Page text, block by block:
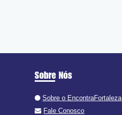
Sobre Nós
Sobre o EncontraFortaleza
Fale Conosco